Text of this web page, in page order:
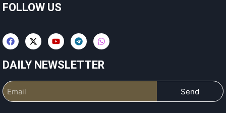
FOLLOW US
DAILY NEWSLETTER
Send